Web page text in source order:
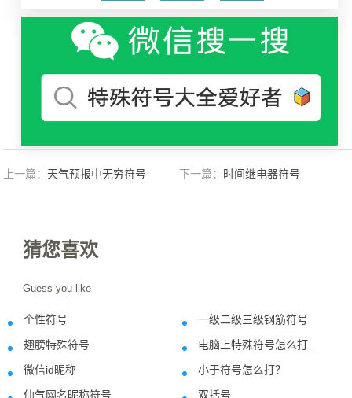
上一篇： 天气预报中无穷符号 下一篇： 时间继电器符号
猜您喜欢
Guess you like
个性符号 一级二级三级钢筋符号
翅膀特殊符号 电脑上特殊符号怎么打出来
微信id昵称 小于符号怎么打？
仙气网名昵称符号 双括号